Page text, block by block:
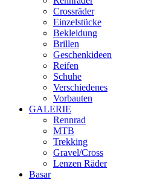
Crossräder
Einzelstücke
Bekleidung
Brillen
Geschenkideen
Reifen
Schuhe
Verschiedenes
Vorbauten
GALERIE
Rennrad
MTB
Trekking
Gravel/Cross
Lenzen Räder
Basar